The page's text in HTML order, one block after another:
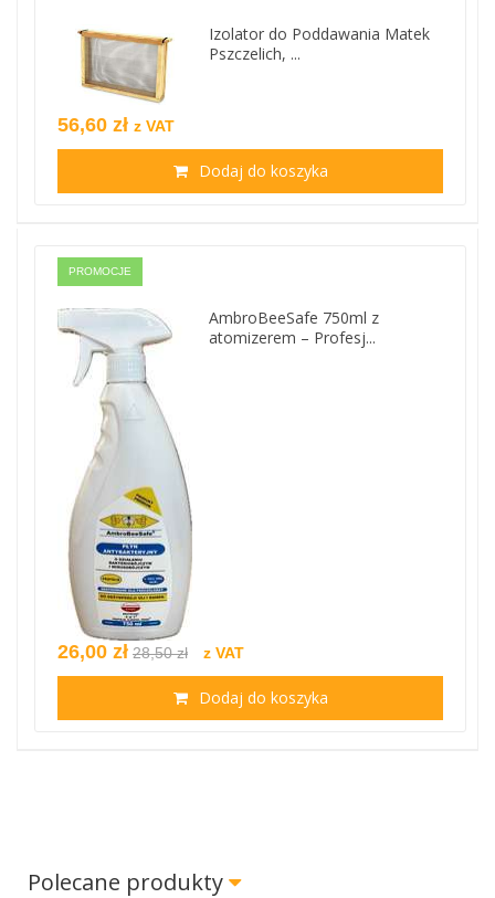
Izolator do Poddawania Matek
Pszczelich, ...
56,60 zł z VAT
Dodaj do koszyka
PROMOCJE
AmbroBeeSafe 750ml z
atomizerem – Profesj...
26,00 zł 28,50 zł z VAT
Dodaj do koszyka
Polecane produkty